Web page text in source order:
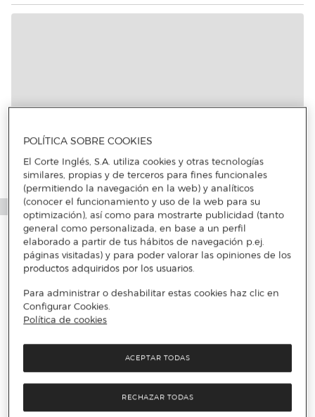
Más info
POLÍTICA SOBRE COOKIES
El Corte Inglés, S.A. utiliza cookies y otras tecnologías
similares, propias y de terceros para fines funcionales
(permitiendo la navegación en la web) y analíticos
(conocer el funcionamiento y uso de la web para su
optimización), así como para mostrarte publicidad (tanto
general como personalizada, en base a un perfil
elaborado a partir de tus hábitos de navegación p.ej.
páginas visitadas) y para poder valorar las opiniones de los
productos adquiridos por los usuarios.
Para administrar o deshabilitar estas cookies haz clic en
Configurar Cookies.
Política de cookies
RECHAZAR TODAS
ACEPTAR TODAS